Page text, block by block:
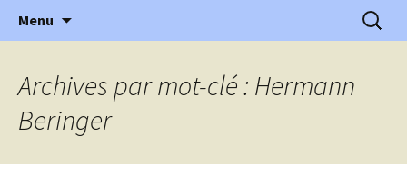
l'Automobile Ancienne
l'automobile ancienne : articles, historiques
…
Menu
Archives par mot-clé : Hermann
Beringer